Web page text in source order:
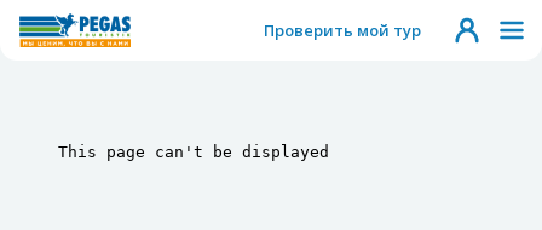
Проверить мой тур